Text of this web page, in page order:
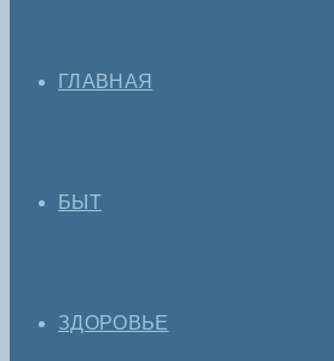
ГЛАВНАЯ
БЫТ
ЗДОРОВЬЕ